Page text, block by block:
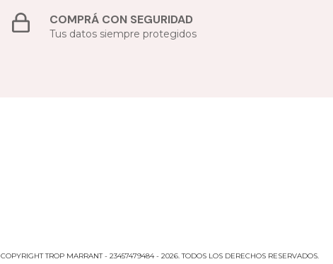
COMPRÁ CON SEGURIDAD
Tus datos siempre protegidos
COPYRIGHT TROP MARRANT - 23457479484 - 2026. TODOS LOS DERECHOS RESERVADOS.